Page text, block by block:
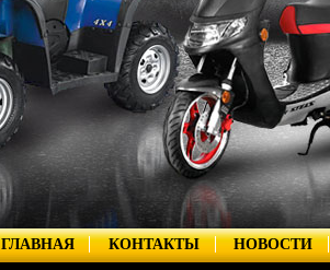
ГЛАВНАЯ КОНТАКТЫ НОВОСТИ